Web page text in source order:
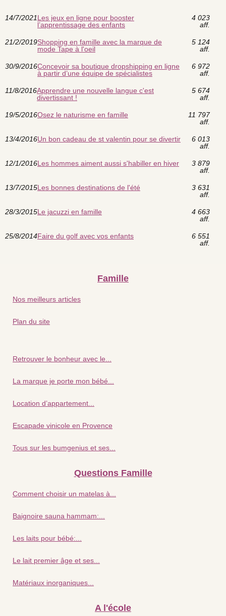
14/7/2021Les jeux en ligne pour booster
l’apprentissage des enfants
4 023
aff.
21/2/2019Shopping en famille avec la marque de
mode Tape à l'oeil
5 124
aff.
30/9/2016Concevoir sa boutique dropshipping en ligne
à partir d’une équipe de spécialistes
6 972
aff.
11/8/2016Apprendre une nouvelle langue c'est
divertissant !
5 674
aff.
19/5/2016Osez le naturisme en famille
11 797
aff.
13/4/2016Un bon cadeau de st valentin pour se divertir
6 013
aff.
12/1/2016Les hommes aiment aussi s'habiller en hiver
3 879
aff.
13/7/2015Les bonnes destinations de l'été
3 631
aff.
28/3/2015Le jacuzzi en famille
4 663
aff.
25/8/2014Faire du golf avec vos enfants
6 551
aff.
Famille
Nos meilleurs articles
Plan du site
Retrouver le bonheur avec le...
La marque je porte mon bébé...
Location d’appartement...
Escapade vinicole en Provence
Tous sur les bumgenius et ses...
Questions Famille
Comment choisir un matelas à...
Baignoire sauna hammam:...
Les laits pour bébé:...
Le lait premier âge et ses...
Matériaux inorganiques...
A l'école